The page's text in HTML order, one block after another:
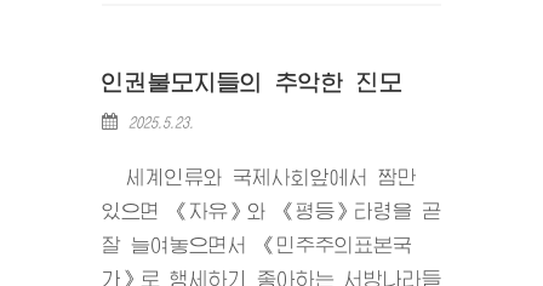
인권불모지들의 추악한 진모
2025.5.23.
세계인류와 국제사회앞에서 짬만
있으면 《자유》와 《평등》타령을 곧
잘 늘여놓으면서 《민주주의표본국
가》로 행세하기 좋아하는 서방나라들